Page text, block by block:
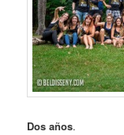
Dos años.